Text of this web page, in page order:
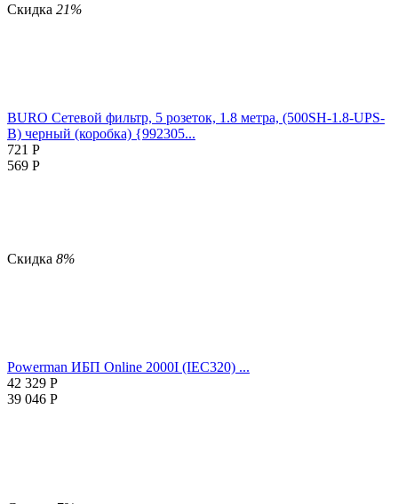
Скидка 21%
BURO Сетевой фильтр, 5 розеток, 1.8 метра, (500SH-1.8-UPS-
B) черный (коробка) {992305...
721 Р
569 Р
Скидка 8%
Powerman ИБП Online 2000I (IEC320) ...
42 329 Р
39 046 Р